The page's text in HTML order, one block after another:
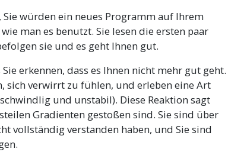
würden ein neues Programm auf Ihrem
man es benutzt. Sie lesen die ersten paar
sie und es geht Ihnen gut.
erkennen, dass es Ihnen nicht mehr gut geht.
sich verwirrt zu fühlen, und erleben eine Art
und unstabil). Diese Reaktion sagt
Gradienten gestoßen sind. Sie sind über
vollständig verstanden haben, und Sie sind